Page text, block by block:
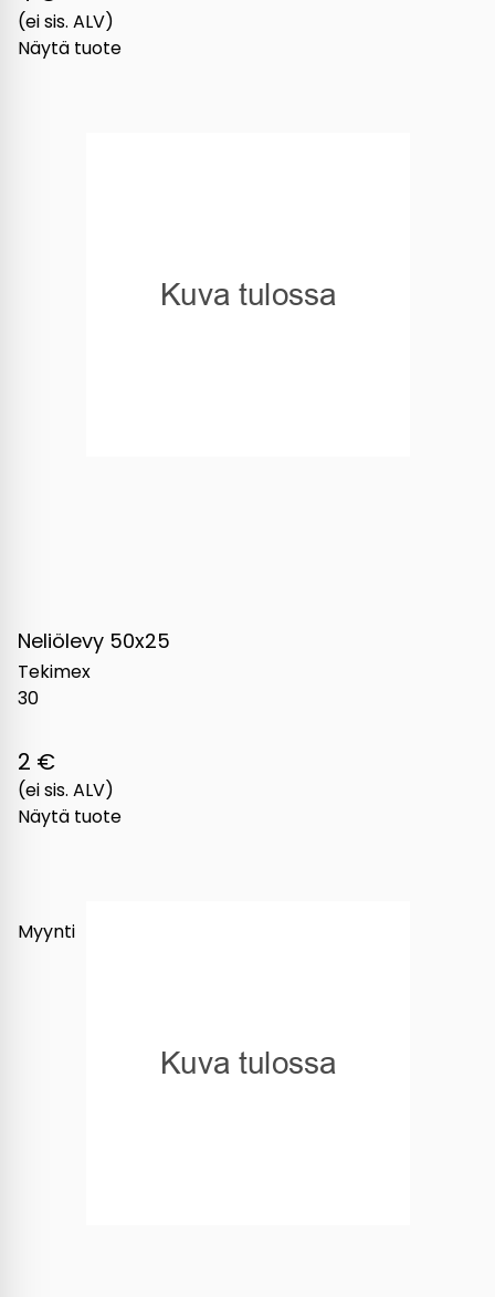
(ei sis. ALV)
Näytä tuote
Neliölevy 50x25
Tekimex
30
2 €
(ei sis. ALV)
Näytä tuote
Myynti